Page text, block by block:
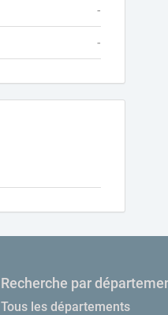
-
-
Recherche par
Tous les départements